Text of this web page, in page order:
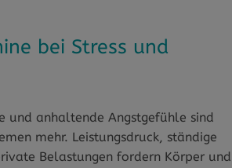
bei Stress und
und anhaltende Angstgefühle sind
mehr. Leistungsdruck, ständige
Belastungen fordern Körper und